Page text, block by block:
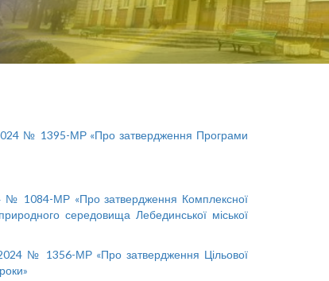
№ 1395-МР «Про затвердження Програми
№ 1084-МР «Про затвердження Комплексної
середовища Лебединської міської
№ 1356-МР «Про затвердження Цільової